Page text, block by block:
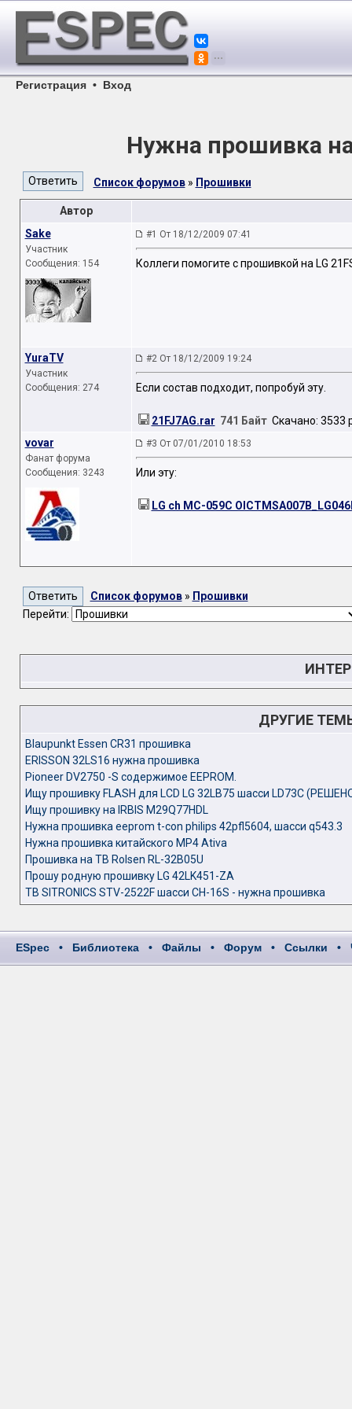
Регистрация • Вход
Нужна прошивка на
Список форумов» Прошивки
Автор
Sake
Участник
Сообщения: 154
#1 От 18/12/2009 07:41
Коллеги помогите с прошивкой на LG
YuraTV
Участник
Сообщения: 274
#2 От 18/12/2009 19:24
Если состав подходит, попробуй эту.
21FJ7AG.rar 741 БайтСкачано: 3533
vovar
Фанат форума
Сообщения: 3243
#3 От 07/01/2010 18:53
Или эту:
LG ch MC-059C
Список форумов» Прошивки
Перейти:
ДРУГИЕ
Blaupunkt Essen CR31 прошивка
ERISSON 32LS16 нужна прошивка
Pioneer DV2750 -S содержимое EEPROM.
Ищу прошивку FLASH для LCD LG 32LB75 шасси LD73C
Ищу прошивку на IRBIS M29Q77HDL
Нужна прошивка eeprom t-con philips 42pfl5604, шасси q543.3
Нужна прошивка китайского МР4 Ativa
Прошивка на ТВ Rolsen RL-32B05U
Прошу родную прошивку LG 42LK451-ZA
ТВ SITRONICS STV-2522F шасси CH-16S - нужна прошивка
ESpec • Библиотека • Файлы • Форум • Ссылки •